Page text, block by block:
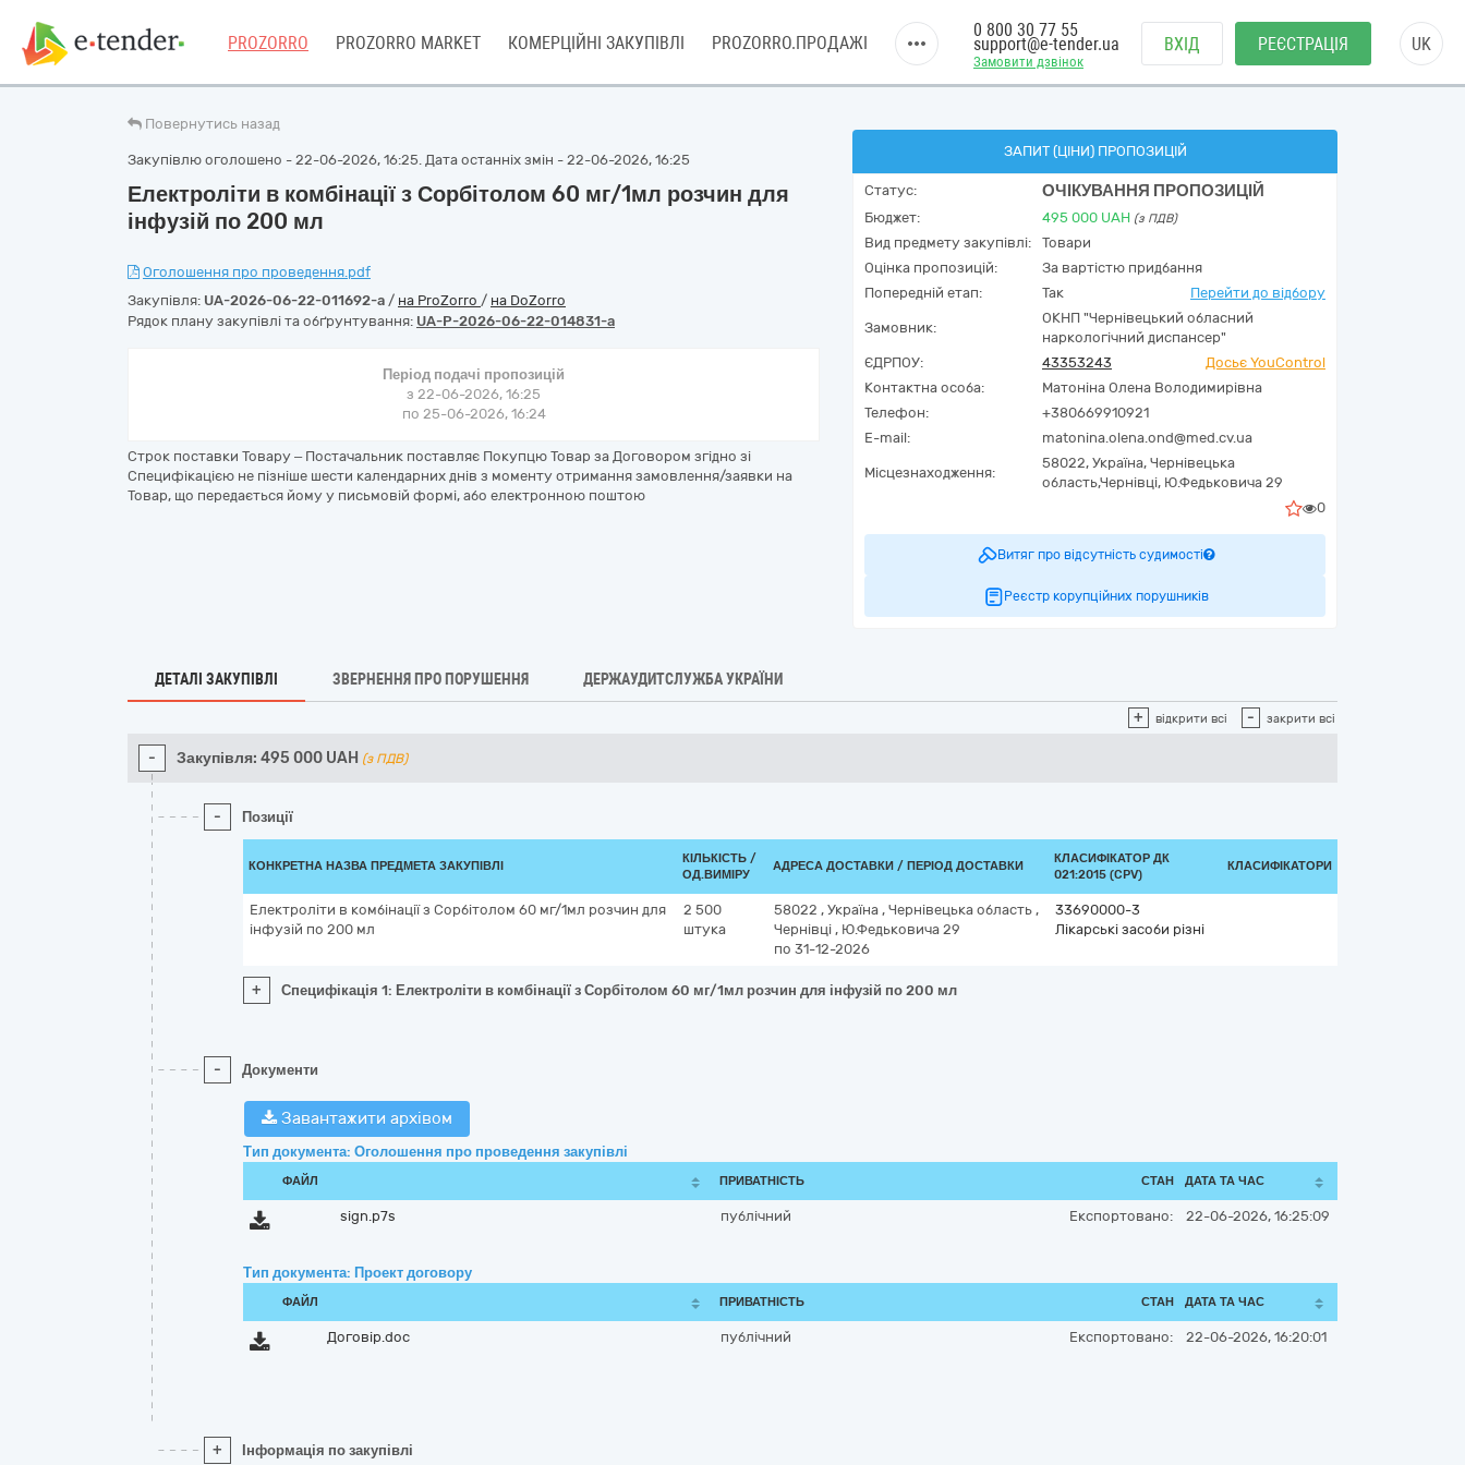
PROZORRO PROZORRO MARKET КОМЕРЦІЙНІ ЗАКУПІВЛІ PROZORRO.ПРОДАЖІ
Замовити дзвінок
0 800 30 77 55
support@e-tender.ua ВХІД РЕЄСТРАЦІЯ UK
Повернутись назад
Закупівлю оголошено - 22-06-2026, 16:25. Дата останніх змін - 22-06-2026, 16:25
Електроліти в комбінації з Сорбітолом 60 мг/1мл розчин для
інфузій по 200 мл
Оголошення про проведення.pdf
Закупівля: UA-2026-06-22-011692-a / на ProZorro / на DoZorro
Рядок плану закупівлі та обґрунтування: UA-P-2026-06-22-014831-a
Період подачі пропозицій
з 22-06-2026, 16:25
по 25-06-2026, 16:24
Строк поставки Товару – Постачальник поставляє Покупцю Товар за Договором згідно зі
Специфікацією не пізніше шести календарних днів з моменту отримання замовлення/заявки на
Товар, що передається йому у письмовій формі, або електронною поштою
ЗАПИТ (ЦІНИ) ПРОПОЗИЦІЙ
Статус: ОЧІКУВАННЯ ПРОПОЗИЦІЙ
Бюджет: 495 000 UAH (з ПДВ)
Вид предмету закупівлі:
Товари
Оцінка пропозицій:
За вартістю придбання
Попередній етап:
Так Перейти до відбору
Замовник:
ОКНП "Чернівецький обласний
наркологічний диспансер"
ЄДРПОУ:
43353243
Досьє YouControl
Контактна особа:
Матоніна Олена Володимирівна
Телефон:
+380669910921
E-mail:
matonina.olena.ond@med.cv.ua
Місцезнаходження:
58022, Україна, Чернівецька
область,Чернівці, Ю.Федьковича 29
0
Витяг про відсутність судимості
Реєстр корупційних порушників
ДЕТАЛІ ЗАКУПІВЛІ ЗВЕРНЕННЯ ПРО ПОРУШЕННЯ ДЕРЖАУДИТСЛУЖБА УКРАЇНИ
+ відкрити всі - закрити всі
- Закупівля: 495 000 UAH (з ПДВ)
- Позиції
КОНКРЕТНА НАЗВА ПРЕДМЕТА ЗАКУПІВЛІ
КІЛЬКІСТЬ /
ОД.ВИМІРУ
АДРЕСА ДОСТАВКИ / ПЕРІОД ДОСТАВКИ
КЛАСИФІКАТОР ДК
021:2015 (CPV)
КЛАСИФІКАТОРИ
Електроліти в комбінації з Сорбітолом 60 мг/1мл розчин для
інфузій по 200 мл
2 500
штука
58022 , Україна , Чернівецька область ,
Чернівці , Ю.Федьковича 29
по 31-12-2026
33690000-3
Лікарські засоби різні
+ Специфікація 1: Електроліти в комбінації з Сорбітолом 60 мг/1мл розчин для інфузій по 200 мл
- Документи
Завантажити архівом
Тип документа: Оголошення про проведення закупівлі
ФАЙЛ ПРИВАТНІСТЬ СТАН ДАТА ТА ЧАС
sign.p7s публічний Експортовано: 22-06-2026, 16:25:09
Тип документа: Проект договору
ФАЙЛ ПРИВАТНІСТЬ СТАН ДАТА ТА ЧАС
Договір.doc публічний Експортовано: 22-06-2026, 16:20:01
+ Інформація по закупівлі